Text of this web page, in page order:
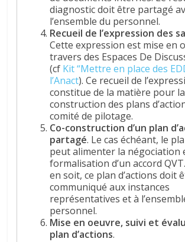
diagnostic doit être partagé
l’ensemble du personnel.
Recueil de l’expression des
Cette expression est mise en
travers des Espaces De
(cf Kit “Mettre en place des
l’Anact). Ce recueil de
constitue de la matière pour la
construction des plans
comité de pilotage.
Co-construction d’un plan
partagé. Le cas échéant, le
peut alimenter la négociation
formalisation d’un accord
en soit, ce plan d’actions doit
communiqué aux instances
représentatives et à
personnel.
Mise en oeuvre, suivi et
plan d’actions.